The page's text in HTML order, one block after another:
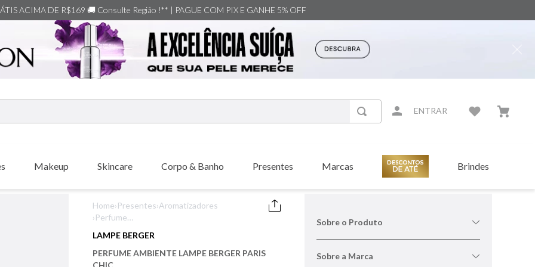
ACIMA DE R$169 🚚 Consulte Região !** | PAGUE COM PIX E GANHE 5% OFF
ENTRAR
Makeup Skincare Corpo & Banho Presentes Marcas Brindes
Home›Presentes›Aromatizadores
›Perfume
Berger Paris Chic
LAMPE BERGER
PERFUME AMBIENTE LAMPE BERGER PARIS
CHIC
Sobre o Produto
Sobre a Marca